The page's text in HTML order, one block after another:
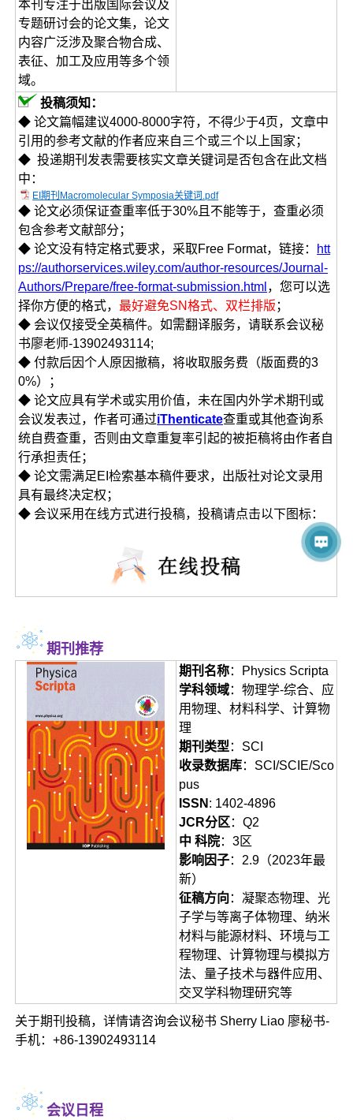
本刊专注于出版国际会议及
专题研讨会的论文集，论文
内容广泛涉及聚合物合成、
表征、加工及应用等多个领
域。
投稿须知：
◆ 论文篇幅建议4000-8000字符，不得少于4页，文章中
引用的参考文献的作者应来自三个或三个以上国家；
◆ 投递期刊发表需要核实文章关键词是否包含在此文档
中：
EI期刊Macromolecular Symposia关键词.pdf
◆ 论文必须保证查重率低于30%且不能等于，查重必须
包含参考文献部分；
◆ 论文没有特定格式要求，采取Free Format，链接：
htt
ps://authorservices.wiley.com/author-resources/Journal-
Authors/Prepare/free-format-submission.html ，您可以选
择你方便的格式，最好避免SN格式、双栏排版 ；
◆ 会议仅接受全英稿件。如需翻译服务，请联系会议秘
书廖老师-13902493114;
◆ 付款后因个人原因撤稿，将收取服务费（版面费的3
0%）；
◆ 论文应具有学术或实用价值，未在国内外学术期刊或
会议发表过，作者可通过iThenticate查重或其他查询系
统自费查重，否则由文章重复率引起的被拒稿将由作者自
行承担责任；
◆ 论文需满足EI检索基本稿件要求，出版社对论文录用
具有最终决定权；
◆ 会议采用在线方式进行投稿，投稿请点击以下图标：
期刊推荐
期刊名称：Physics Scripta
学科领域：物理学-综合、应
用物理、材料科学、计算物
理
期刊类型 ：SCI
收录数据库：SCI/SCIE/Sco
pus
ISSN : 1402-4896
JCR分区 ：Q2
中 科院：3区
影响因子：2.9（2023年最
新）
征稿方向 ：凝聚态物理、光
子学与等离子体物理、纳米
材料与能源材料、环境与工
程物理、计算物理与模拟方
法、量子技术与器件应用、
交叉学科物理研究等
关于期刊投稿，详情请咨询会议秘书 Sherry Liao 廖秘书-
手机：+86-13902493114
会议日程